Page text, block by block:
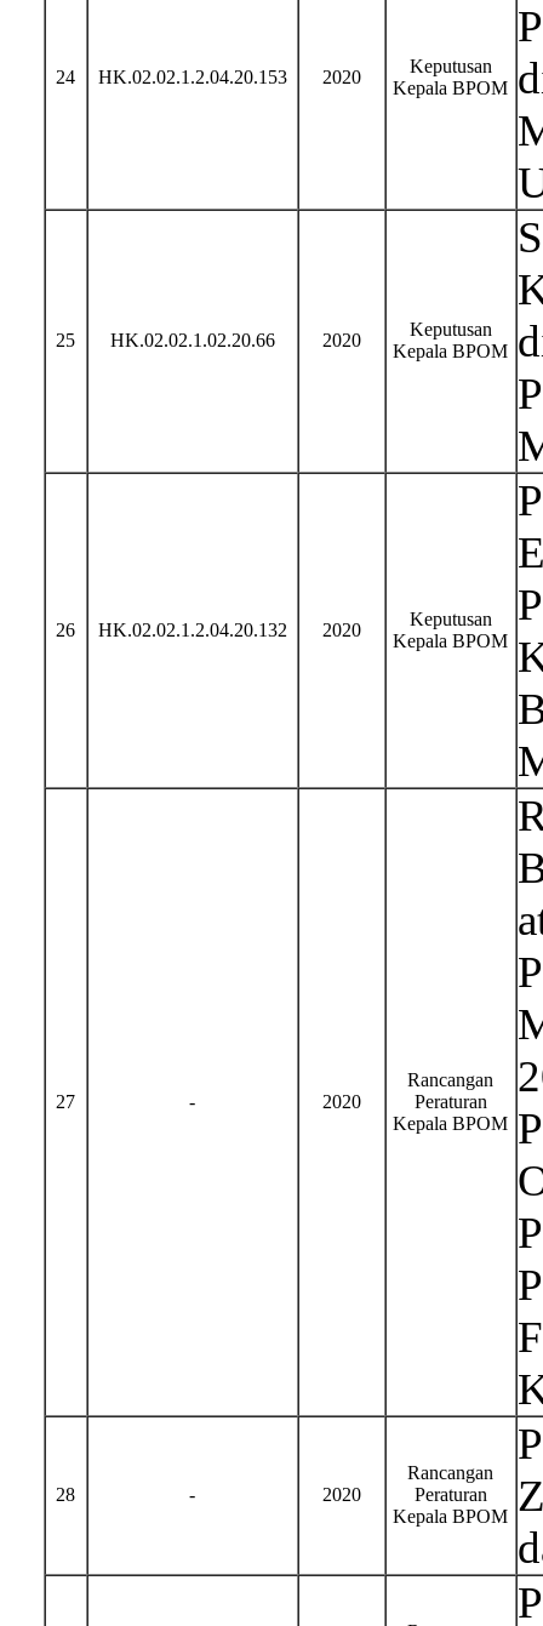
24 HK.02.02.1.2.04.20.153 2020
Keputusan
Kepala BPOM
25 HK.02.02.1.02.20.66 2020
Keputusan
Kepala BPOM
26 HK.02.02.1.2.04.20.132 2020
Keputusan
Kepala BPOM
27 - 2020
Rancangan
Peraturan
Kepala BPOM
28 - 2020
Rancangan
Peraturan
Kepala BPOM